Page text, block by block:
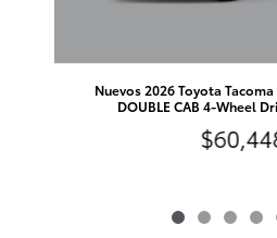
Nuevos 2026 Toyota
DOUBLE CAB 4-Wheel